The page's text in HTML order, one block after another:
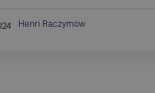
Henri Raczymow